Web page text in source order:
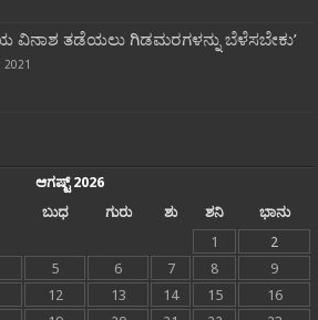
ವಿನಾಶ ತಡೆಯಲು ಗಿಡಮರಗಳನ್ನು ಬೆಳೆಸಬೇಕು’
2021
ಆಗಷ್ಟ್ 2026
ಬುಧ ಗುರು ಶು ಶನಿ
ಭಾನು
1
2
5 6 7 8
9
12 13 14 15
16